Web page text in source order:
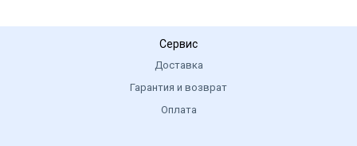
Сервис
Доставка
Гарантия и возврат
Оплата